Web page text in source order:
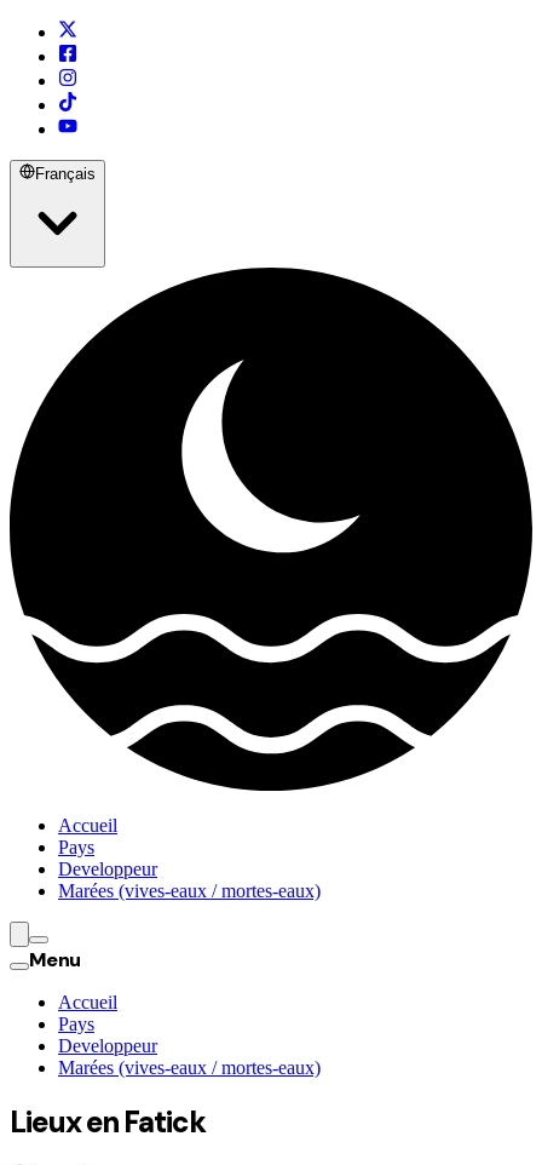
Français
Accueil
Pays
Developpeur
Marées (vives-eaux / mortes-eaux)
Menu
Accueil
Pays
Developpeur
Marées (vives-eaux / mortes-eaux)
Lieux en Fatick